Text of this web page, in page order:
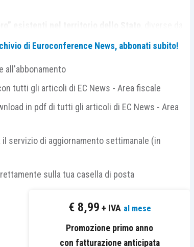
importazione, il presupposto territoriale non
952/2013/UE (Codice doganale
(art. 226);
franche(artt. 243 e ss.).
al controllo dell’operazione impongono
di Euroconference News, abbonati subito!
all'abbonamento
tutti gli articoli di EC News - Area fiscale
in pdf di tutti gli articoli di EC News - Area
servizio di aggiornamento settimanale (in
sulla tua casella di posta
€ 8,99 + IVA al mese
Promozione primo anno
con fatturazione anticipata